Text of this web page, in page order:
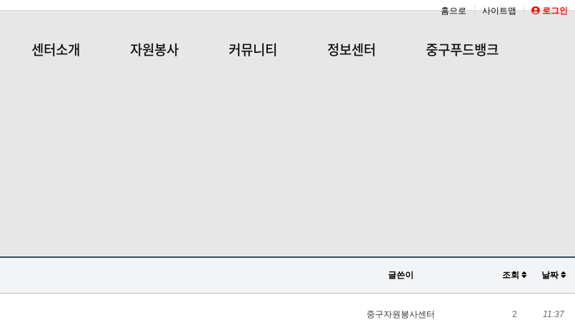
홈으로 사이트맵 로그인
센터소개 자원봉사 커뮤니티 정보센터 중구푸드뱅크
글쓴이 조회 날짜
중구자원봉사센터 2 11:37